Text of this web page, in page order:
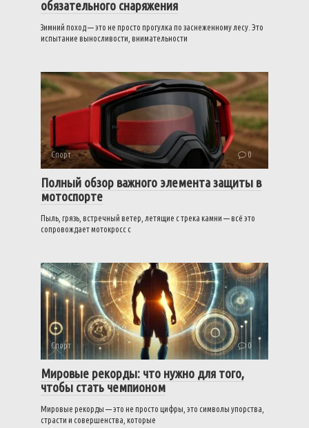
обязательного снаряжения
Зимний поход — это не просто прогулка по заснеженному лесу. Это
испытание выносливости, внимательности
Спорт 0
Полный обзор важного элемента защиты в
мотоспорте
Пыль, грязь, встречный ветер, летящие с трека камни — всё это
сопровождает мотокросс с
Спорт 0
Мировые рекорды: что нужно для того,
чтобы стать чемпионом
Мировые рекорды — это не просто цифры, это символы упорства,
страсти и совершенства, которые